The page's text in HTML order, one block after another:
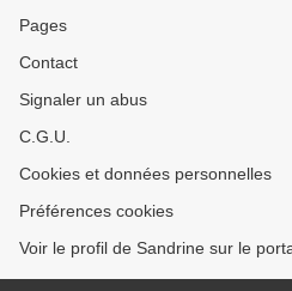
Pages
Contact
Signaler un abus
C.G.U.
Cookies et données personnelles
Préférences cookies
Voir le profil de Sandrine sur le